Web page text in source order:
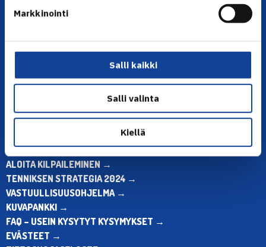
Markkinointi
Salli kaikki
Salli valinta
Kiellä
YHTEYSTIEDOT
Puh. 010 574 3959
Muina aikoina olkaa yhteydessä
sähköpostitse: toimisto@tennis.fi
ALOITA HARRASTUS →
ALOITA KILPAILEMINEN →
TENNIKSEN STRATEGIA 2024 →
VASTUULLISUUSOHJELMA →
KUVAPANKKI →
FAQ – USEIN KYSYTYT KYSYMYKSET →
EVÄSTEET →